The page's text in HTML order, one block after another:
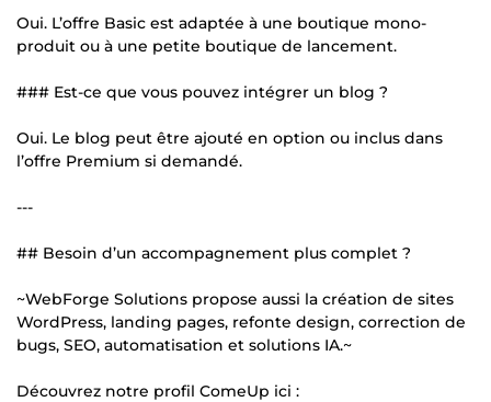
Oui. L’offre Basic est adaptée à une boutique mono-
produit ou à une petite boutique de lancement.
### Est-ce que vous pouvez intégrer un blog ?
Oui. Le blog peut être ajouté en option ou inclus dans
l’offre Premium si demandé.
---
## Besoin d’un accompagnement plus complet ?
~WebForge Solutions propose aussi la création de sites
WordPress, landing pages, refonte design, correction de
bugs, SEO, automatisation et solutions IA.~
Découvrez notre profil ComeUp ici :